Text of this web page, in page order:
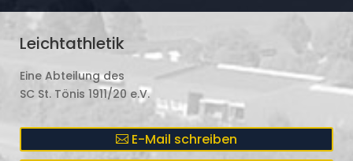
Leichtathletik
Eine Abteilung des
SC St. Tönis 1911/20 e.V.
E-Mail schreiben